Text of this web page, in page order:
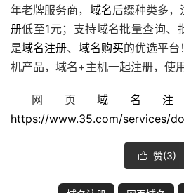
年老牌服务商， 域名后缀种类多，
册低至1元；支持域名批量查询、
是域名注册、 域名购买的优选平台
机产品，域名+主机一起注册，使
网页 域名
https://www.35.com/services/
 赞(3)